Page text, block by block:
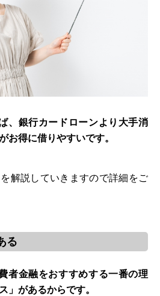
、銀行カードローンより大手消
お得に借りやすいです。
解説していきますので詳細をご
る
者金融をおすすめする一番の理
」があるからです。